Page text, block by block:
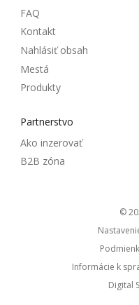
FAQ
Kontakt
Nahlásiť obsah
Mestá
Produkty
Partnerstvo
Ako inzerovať
B2B zóna
©
Informácie k
Digital